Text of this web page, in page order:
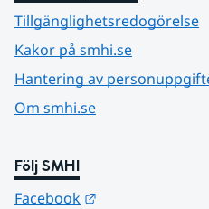
Tillgänglighetsredogörelse
Kakor på smhi.se
Hantering av
Om smhi.se
Följ SMHI
Facebook